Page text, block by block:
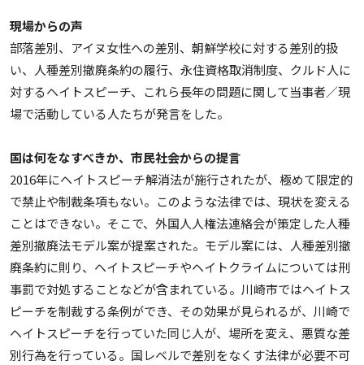
現場からの声
部落差別、アイヌ女性への差別、朝鮮学校に対する差別的扱
い、人種差別撤廃条約の履行、永住資格取消制度、クルド人に
対するヘイトスピーチ、これら長年の問題に関して当事者／現
場で活動している人たちが発言をした。
国は何をなすべきか、市民社会からの提言
2016年にヘイトスピーチ解消法が施行されたが、極めて限定的
で禁止や制裁条項もない。このような法律では、現状を変える
ことはできない。そこで、外国人人権法連絡会が策定した人種
差別撤廃法モデル案が提案された。モデル案には、人種差別撤
廃条約に則り、ヘイトスピーチやヘイトクライムについては刑
事罰で対処することなどが含まれている。川崎市ではヘイトス
ピーチを制裁する条例ができ、その効果が見られるが、川崎で
ヘイトスピーチを行っていた同じ人が、場所を変え、悪質な差
別行為を行っている。国レベルで差別をなくす法律が必要不可